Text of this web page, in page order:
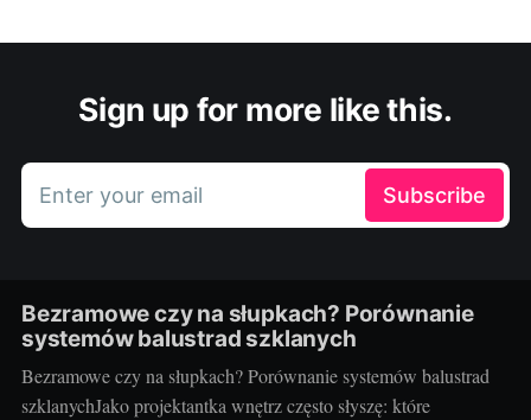
Sign up for more like this.
Enter your email Subscribe
Bezramowe czy na słupkach? Porównanie
systemów balustrad szklanych
Bezramowe czy na słupkach? Porównanie systemów balustrad
szklanychJako projektantka wnętrz często słyszę: które